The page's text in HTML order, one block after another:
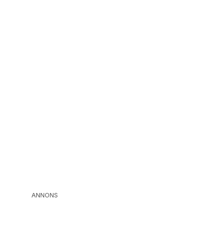
ANNONS